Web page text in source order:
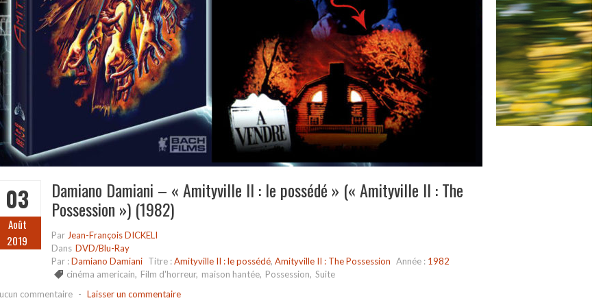
03
Août
2019
Damiano Damiani – « Amityville II : le possédé » (« Amityville II : The
Possession ») (1982)
Par Jean-François DICKELI
Dans DVD/Blu-Ray
Par :Damiano Damiani Titre :Amityville II : le possédé, Amityville II : The Possession Année : 1982
cinéma americain, Film d'horreur, maison hantée, Possession, Suite
commentaire - Laisser un commentaire